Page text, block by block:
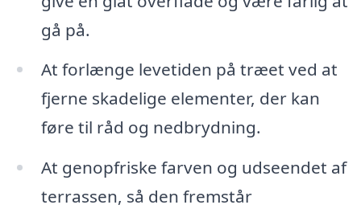
gå på.
At forlænge levetiden på træet ved at
fjerne skadelige elementer, der kan
føre til råd og nedbrydning.
At genopfriske farven og udseendet af
terrassen, så den fremstår